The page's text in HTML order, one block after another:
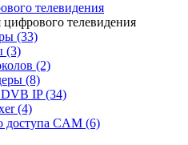
телевидения
телевидения
(33)
(3)
(2)
(8)
IP (34)
(4)
доступа CAM (6)